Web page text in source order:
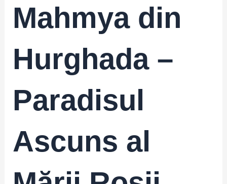
Mahmya din
Hurghada –
Paradisul
Ascuns al